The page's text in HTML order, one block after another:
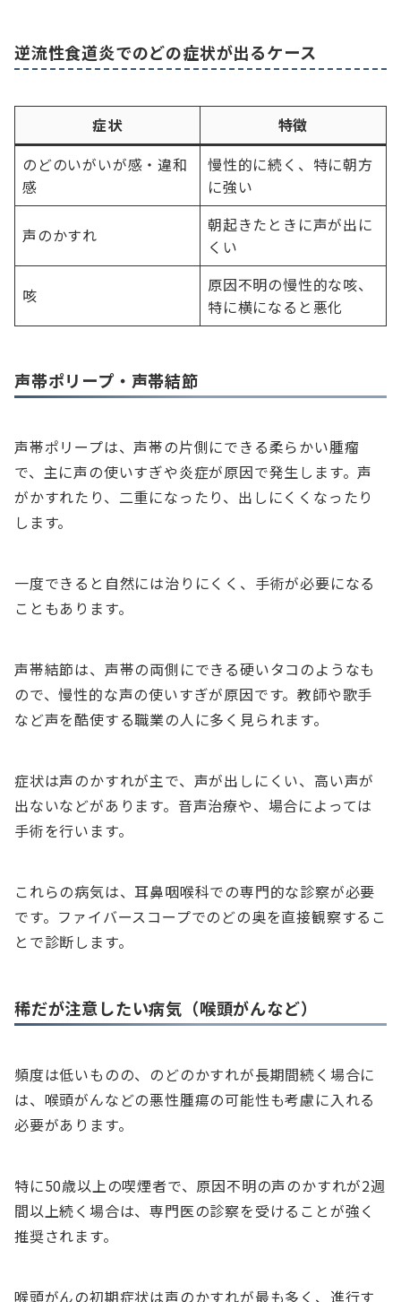
逆流性食道炎でのどの症状が出るケース
症状
特徴
のどのいがいが感・違和
感
慢性的に続く、特に朝方
に強い
声のかすれ
朝起きたときに声が出に
くい
咳
原因不明の慢性的な咳、
特に横になると悪化
声帯ポリープ・声帯結節
声帯ポリープは、声帯の片側にできる柔らかい腫瘤
で、主に声の使いすぎや炎症が原因で発生します。声
がかすれたり、二重になったり、出しにくくなったり
します。
一度できると自然には治りにくく、手術が必要になる
こともあります。
声帯結節は、声帯の両側にできる硬いタコのようなも
ので、慢性的な声の使いすぎが原因です。教師や歌手
など声を酷使する職業の人に多く見られます。
症状は声のかすれが主で、声が出しにくい、高い声が
出ないなどがあります。音声治療や、場合によっては
手術を行います。
これらの病気は、耳鼻咽喉科での専門的な診察が必要
です。ファイバースコープでのどの奥を直接観察するこ
とで診断します。
稀だが注意したい病気（喉頭がんなど）
頻度は低いものの、のどのかすれが長期間続く場合に
は、喉頭がんなどの悪性腫瘍の可能性も考慮に入れる
必要があります。
特に50歳以上の喫煙者で、原因不明の声のかすれが2週
間以上続く場合は、専門医の診察を受けることが強く
推奨されます。
喉頭がんの初期症状は声のかすれが最も多く、進行す